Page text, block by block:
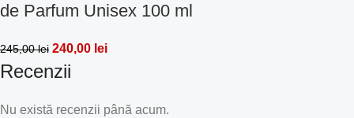
de Parfum Unisex 100 ml
245,00lei 240,00 lei
Recenzii
Nu există recenzii până acum.